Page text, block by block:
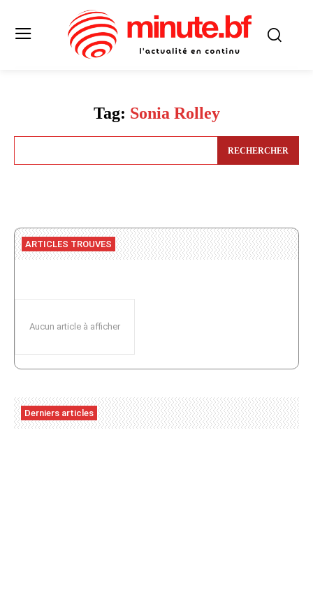
Tag: Sonia Rolley
RECHERCHER
ARTICLES TROUVES
Aucun article à afficher
Derniers articles